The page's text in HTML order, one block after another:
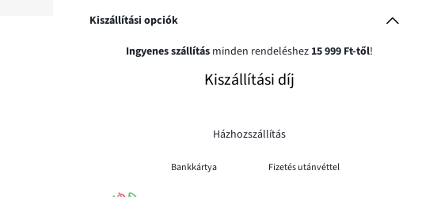
Kiszállítási opciók
Ingyenes szállításminden rendeléshez 15 999 Ft-től!
Kiszállítási díj
Házhozszállítás
Bankkártya Fizetés utánvéttel